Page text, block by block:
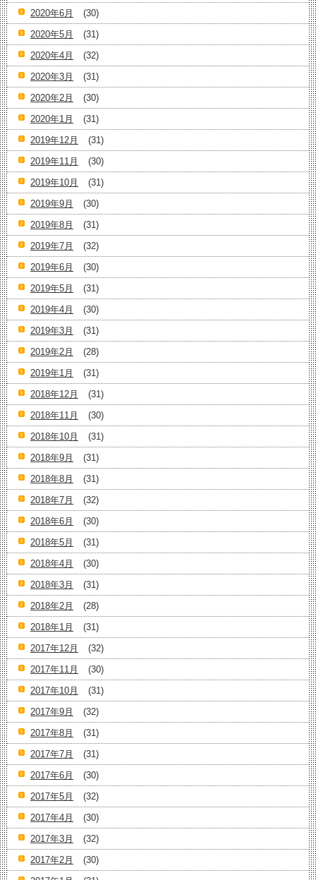
2020年6月
(30)
2020年5月
(31)
2020年4月
(32)
2020年3月
(31)
2020年2月
(30)
2020年1月
(31)
2019年12月
(31)
2019年11月
(30)
2019年10月
(31)
2019年9月
(30)
2019年8月
(31)
2019年7月
(32)
2019年6月
(30)
2019年5月
(31)
2019年4月
(30)
2019年3月
(31)
2019年2月
(28)
2019年1月
(31)
2018年12月
(31)
2018年11月
(30)
2018年10月
(31)
2018年9月
(31)
2018年8月
(31)
2018年7月
(32)
2018年6月
(30)
2018年5月
(31)
2018年4月
(30)
2018年3月
(31)
2018年2月
(28)
2018年1月
(31)
2017年12月
(32)
2017年11月
(30)
2017年10月
(31)
2017年9月
(32)
2017年8月
(31)
2017年7月
(31)
2017年6月
(30)
2017年5月
(32)
2017年4月
(30)
2017年3月
(32)
2017年2月
(30)